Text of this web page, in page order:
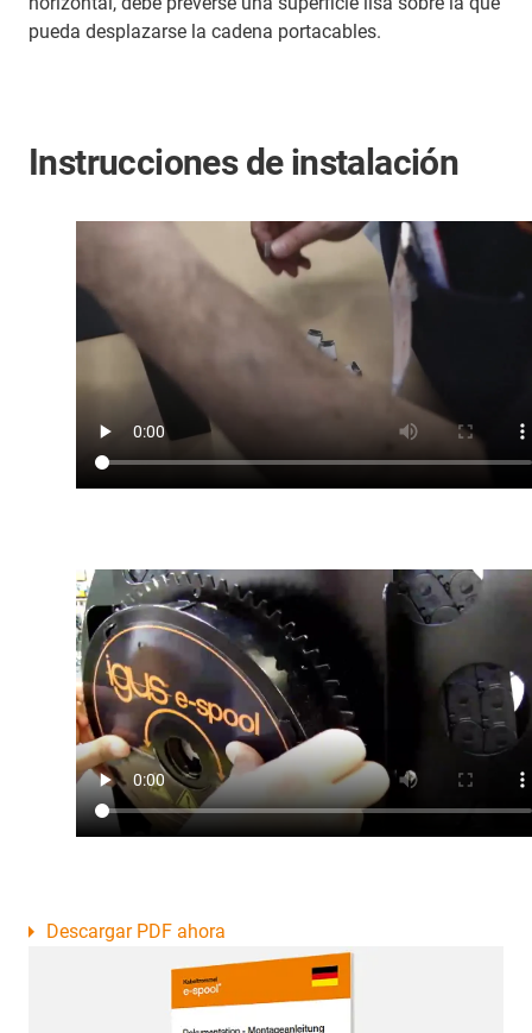
pueda desplazarse la cadena portacables.
Instrucciones de instalación
Descargar PDF ahora